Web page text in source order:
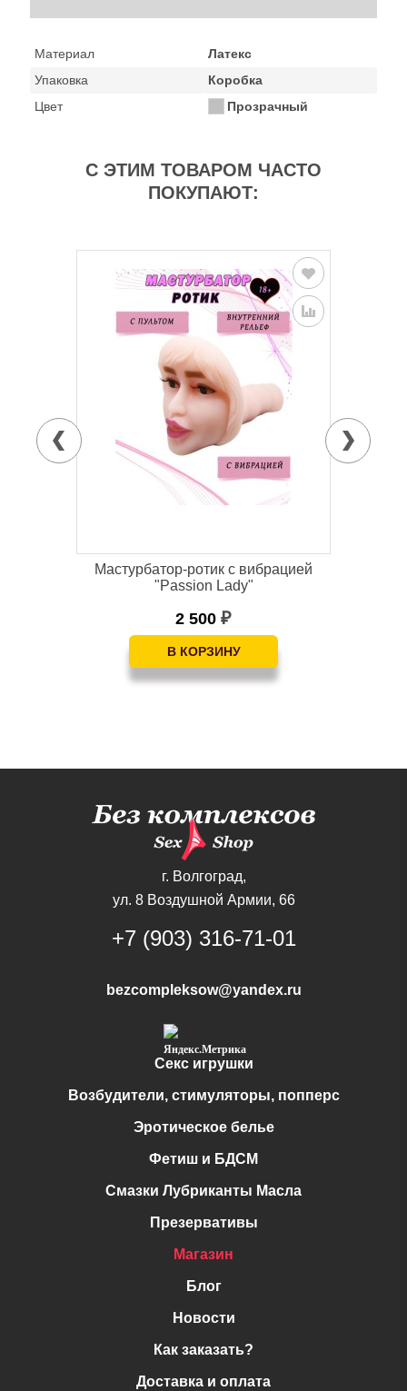
Материал
Латекс
Упаковка
Коробка
Цвет
Прозрачный
С ЭТИМ ТОВАРОМ ЧАСТО
ПОКУПАЮТ:
Мастурбатор-ротик с вибрацией
"Passion Lady"
2 500₽
г. Волгоград,
ул. 8 Воздушной Армии, 66
+7 (903) 316-71-01
bezcompleksow@yandex.ru
Секс игрушки
Возбудители, стимуляторы, попперс
Эротическое белье
Фетиш и БДСМ
Смазки Лубриканты Масла
Презервативы
Магазин
Блог
Новости
Как заказать?
Доставка и оплата